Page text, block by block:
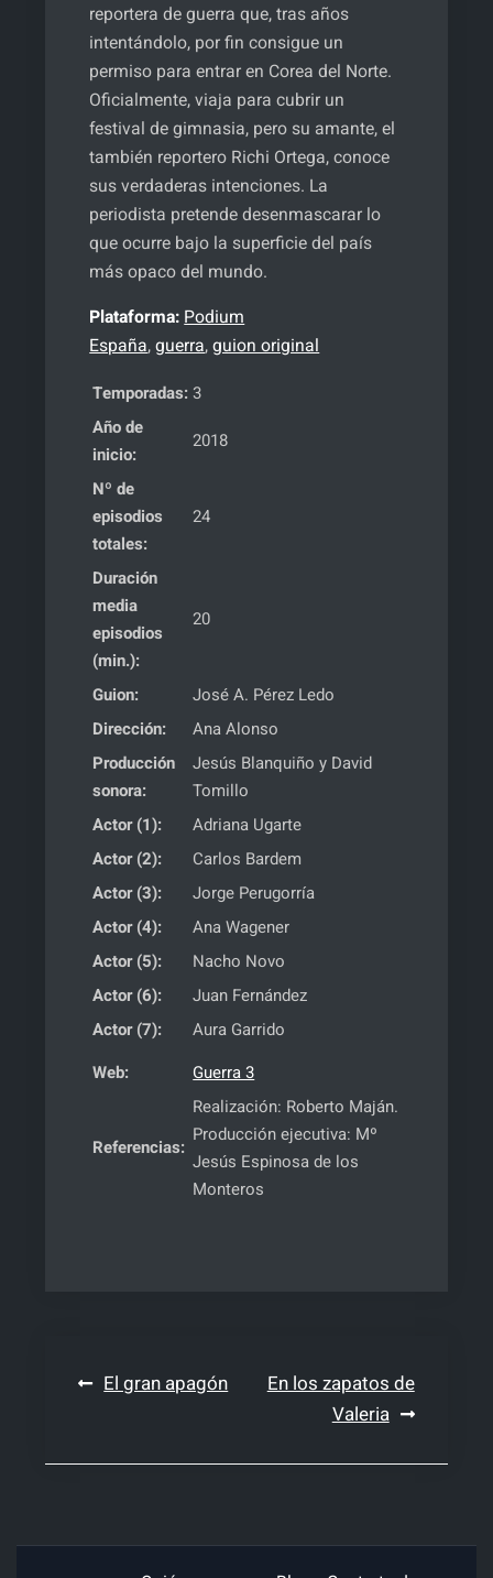
reportera de guerra que, tras años
intentándolo, por fin consigue un
permiso para entrar en Corea del Norte.
Oficialmente, viaja para cubrir un
festival de gimnasia, pero su amante, el
también reportero Richi Ortega, conoce
sus verdaderas intenciones. La
periodista pretende desenmascarar lo
que ocurre bajo la superficie del país
más opaco del mundo.
Plataforma:Podium
España,guerra,guion original
Temporadas:3
Año de
inicio:
2018
Nº de
episodios
totales:
24
Duración
media
episodios
(min.):
20
Guion:
José A. Pérez Ledo
Dirección:
Ana Alonso
Producción
sonora:
Jesús Blanquiño y David
Tomillo
Actor (1):
Adriana Ugarte
Actor (2):
Carlos Bardem
Actor (3):
Jorge Perugorría
Actor (4):
Ana Wagener
Actor (5):
Nacho Novo
Actor (6):
Juan Fernández
Actor (7):
Aura Garrido
Web:
Guerra 3
Referencias:
Realización: Roberto Maján.
Producción ejecutiva: Mº
Jesús Espinosa de los
Monteros
Navegación
entradas
El gran apagón
En los zapatos de
Valeria